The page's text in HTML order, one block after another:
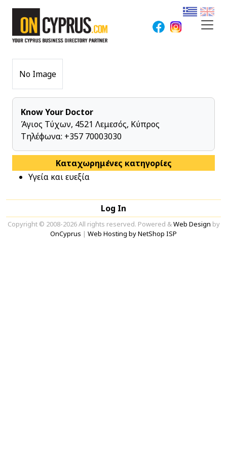
No Image
Know Your Doctor
Άγιος Τύχων, 4521 Λεμεσός, Κύπρος
Τηλέφωνα: +357 70003030
Καταχωρημένες κατηγορίες
Υγεία και ευεξία
Log In
Copyright © 2008-2026 All rights reserved. Powered &Web Design by
OnCyprus | Web Hosting by NetShop ISP